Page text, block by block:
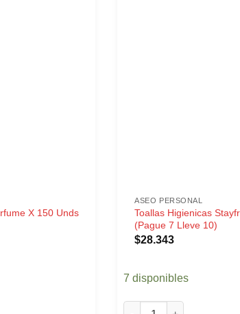
X 150 Unds
X 150 Unds Gratis 15 Unds cantidad
ASEO PERSONAL
Toallas Higienicas
(Pague 7 Lleve 10)
$28.343
7 disponibles
Toallas Higienicas